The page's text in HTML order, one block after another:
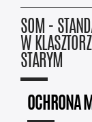
SOM -
W
STARYM
OCHRONA